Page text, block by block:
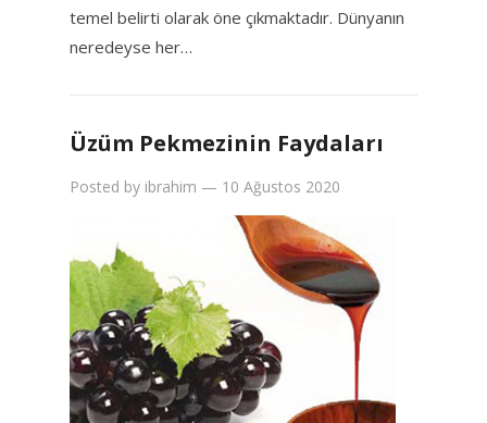
temel belirti olarak öne çıkmaktadır. Dünyanın
neredeyse her…
Üzüm Pekmezinin Faydaları
Posted by ibrahim — 10 Ağustos 2020